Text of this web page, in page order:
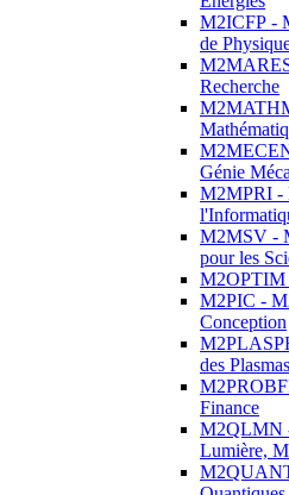
M2ICFP -
de
Recherche
Génie
M2MPRI -
M2MSV -
pour les
M2OPTIM
M2PIC -
Conception
des
Finance
M2QLMN
Lumière,